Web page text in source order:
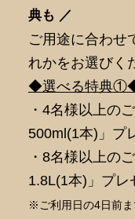
典も ／
ご用途に合わ
れかをお選びく
◆選べる特典
・4名様以上の
500ml(1本)」プ
・8名様以上の
1.8L(1本)」プレ
※ご利用日の4日前ま